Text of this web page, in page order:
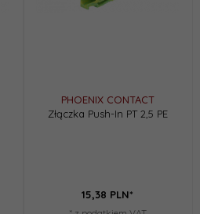
PHOENIX CONTACT
Złączka Push-In PT 2,5 PE
15,38 PLN*